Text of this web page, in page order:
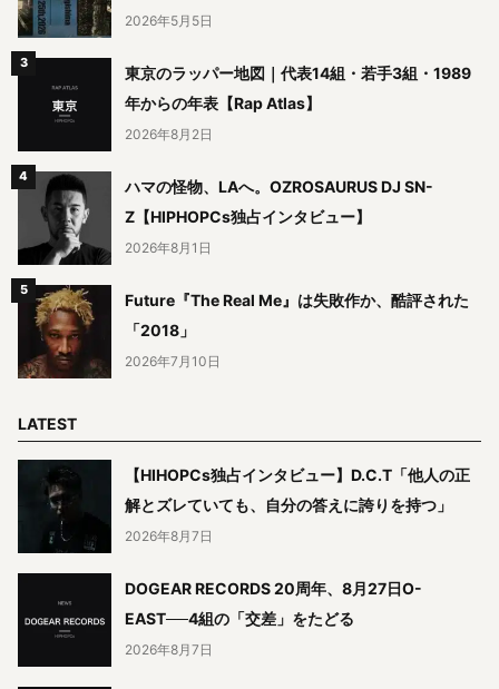
2026年5月5日
東京のラッパー地図｜代表14組・若手3組・1989
年からの年表【Rap Atlas】
2026年8月2日
ハマの怪物、LAへ。OZROSAURUS DJ SN-
Z【HIPHOPCs独占インタビュー】
2026年8月1日
Future『The Real Me』は失敗作か、酷評された
「2018」
2026年7月10日
LATEST
【HIHOPCs独占インタビュー】D.C.T「他人の正
解とズレていても、自分の答えに誇りを持つ」
2026年8月7日
DOGEAR RECORDS 20周年、8月27日O-
EAST──4組の「交差」をたどる
2026年8月7日